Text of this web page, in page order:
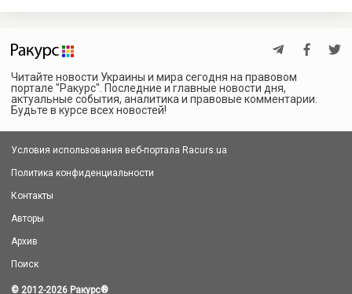
Читайте новости Украины и мира сегодня на правовом
портале "Ракурс". Последние и главные новости дня,
актуальные события, аналитика и правовые комментарии.
Будьте в курсе всех новостей!
Условия использования веб-портала Racurs.ua
Политика конфиденциальности
Контакты
Авторы
Архив
Поиск
© 2012-2026 Ракурс®